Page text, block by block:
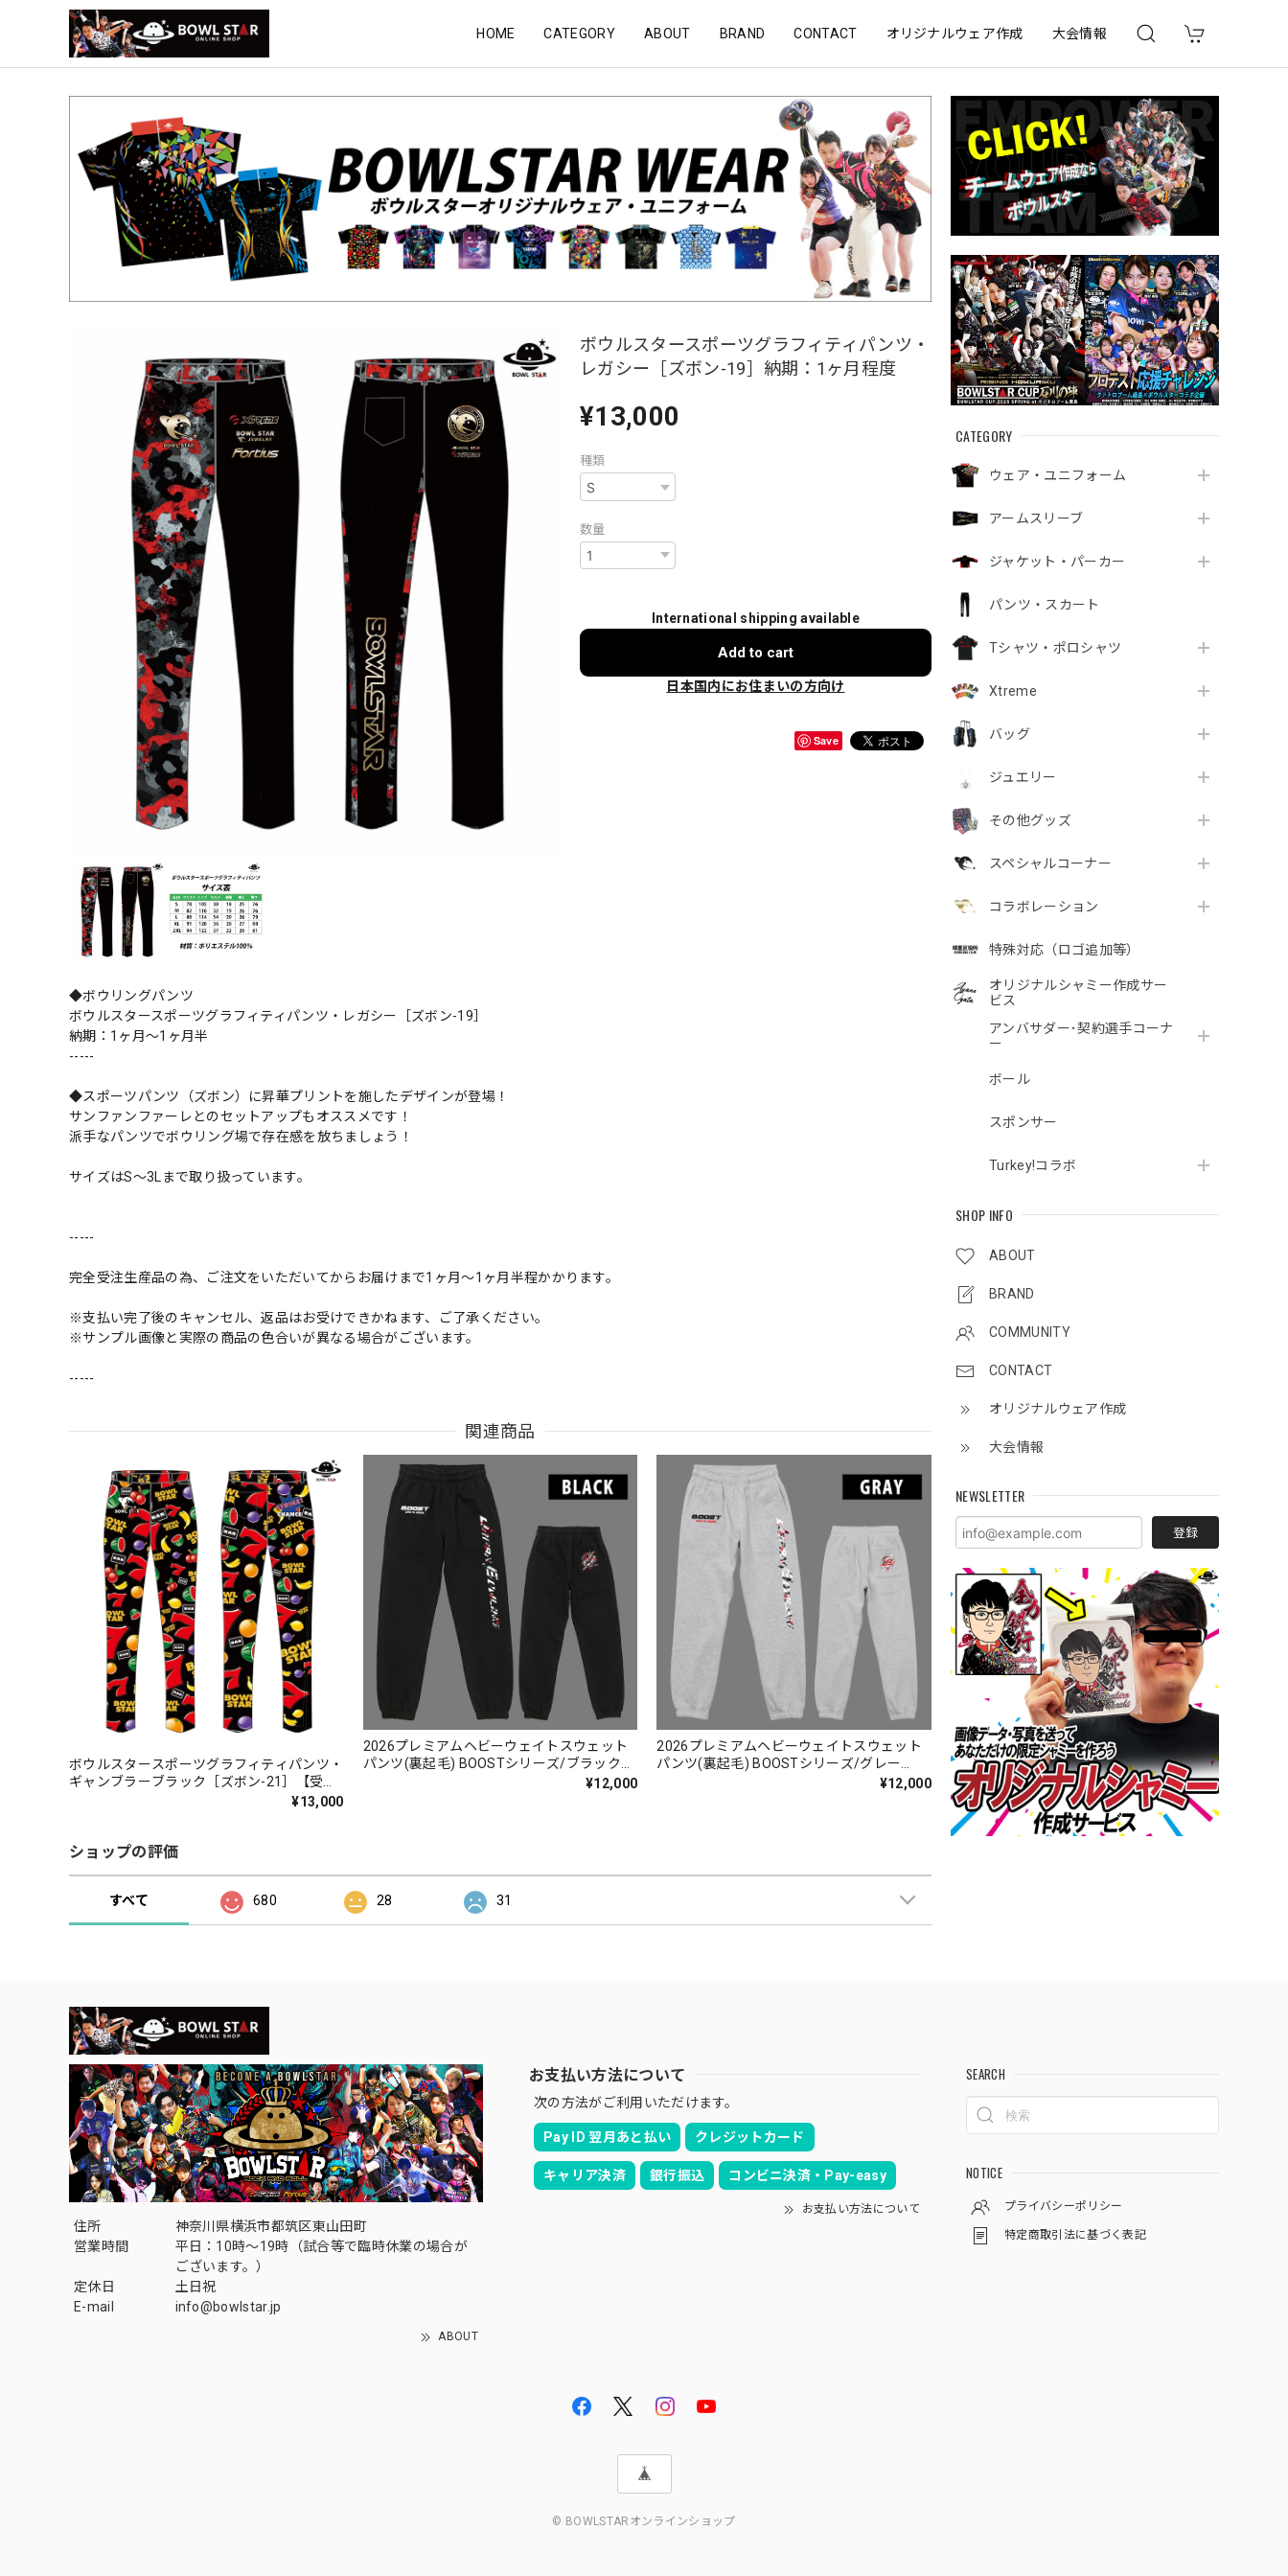
HOME CATEGORY ABOUT BRAND CONTACT オリジナルウェア作成 大会情報
CATEGORY
ウェア・ユニフォーム
アームスリーブ
ジャケット・パーカー
パンツ・スカート
Tシャツ・ポロシャツ
Xtreme
バッグ
ジュエリー
その他グッズ
スペシャルコーナー
コラボレーション
特殊対応（ロゴ追加等）
オリジナルシャミー作成サー
ビス
アンバサダー･契約選手コーナ
ー
ボール
スポンサー
Turkey!コラボ
SHOP INFO
ABOUT
BRAND
COMMUNITY
CONTACT
オリジナルウェア作成
大会情報
NEWSLETTER
登録
ボウルスタースポーツグラフィティパンツ・
レガシー［ズボン-19］納期：1ヶ月程度
¥13,000
種類
数量
International shipping available
Add to cart
日本国内にお住まいの方向け
Save
◆ボウリングパンツ
ボウルスタースポーツグラフィティパンツ・レガシー［ズボン-19］
納期：1ヶ月〜1ヶ月半
-----
◆スポーツパンツ（ズボン）に昇華プリントを施したデザインが登場！
サンファンファーレとのセットアップもオススメです！
派手なパンツでボウリング場で存在感を放ちましょう！
サイズはS〜3Lまで取り扱っています。
-----
完全受注生産品の為、ご注文をいただいてからお届けまで1ヶ月〜1ヶ月半程かかります。
※支払い完了後のキャンセル、返品はお受けできかねます、ご了承ください。
※サンプル画像と実際の商品の色合いが異なる場合がございます。
-----
関連商品
ボウルスタースポーツグラフィティパンツ・
ギャンブラーブラック［ズボン-21］【受注
¥13,000
2026プレミアムヘビーウェイトスウェット
パンツ(裏起毛) BOOSTシリーズ/ブラック
【JAPAN BOWLING オリジナルグッズ】【受
¥12,000
2026プレミアムヘビーウェイトスウェット
パンツ(裏起毛) BOOSTシリーズ/グレー
【JAPAN BOWLING オリジナルグッズ】【受
¥12,000
ショップの評価
すべて 680 28 31
住所
神奈川県横浜市都筑区東山田町
営業時間
平日：10時～19時（試合等で臨時休業の場合が
ございます。）
定休日
土日祝
E-mail
info@bowlstar.jp
ABOUT
お支払い方法について
次の方法がご利用いただけます。
Pay ID 翌月あと払い クレジットカード
キャリア決済 銀行振込 コンビニ決済・Pay-easy
お支払い方法について
SEARCH
NOTICE
プライバシーポリシー
特定商取引法に基づく表記
© BOWLSTARオンラインショップ